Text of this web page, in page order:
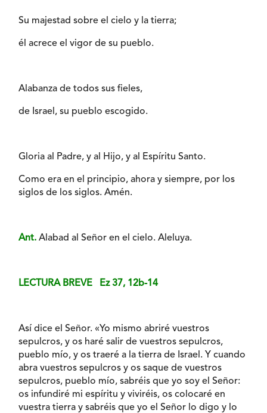
Su majestad sobre el cielo y la tierra;
él acrece el vigor de su pueblo.
Alabanza de todos sus fieles,
de Israel, su pueblo escogido.
Gloria al Padre, y al Hijo, y al Espíritu Santo.
Como era en el principio, ahora y siempre, por los
siglos de los siglos. Amén.
Ant. Alabad al Señor en el cielo. Aleluya.
LECTURA BREVE Ez 37, 12b-14
Así dice el Señor. «Yo mismo abriré vuestros
sepulcros, y os haré salir de vuestros sepulcros,
pueblo mío, y os traeré a la tierra de Israel. Y cuando
abra vuestros sepulcros y os saque de vuestros
sepulcros, pueblo mío, sabréis que yo soy el Señor:
os infundiré mi espíritu y viviréis, os colocaré en
vuestra tierra y sabréis que yo el Señor lo digo y lo